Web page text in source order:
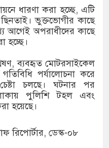
ধারণা করা হচ্ছে, এটি
ভুক্তভোগীর কাছে
আগেই অপরাধীদের কাছে
হচ্ছে।
ব্যবহৃত মোটরসাইকেল
পর্যালোচনা করে
চলছে। ঘটনার পর
পুলিশি টহল এবং
হয়েছে।
রিপোর্টার, ডেস্ক-০৮